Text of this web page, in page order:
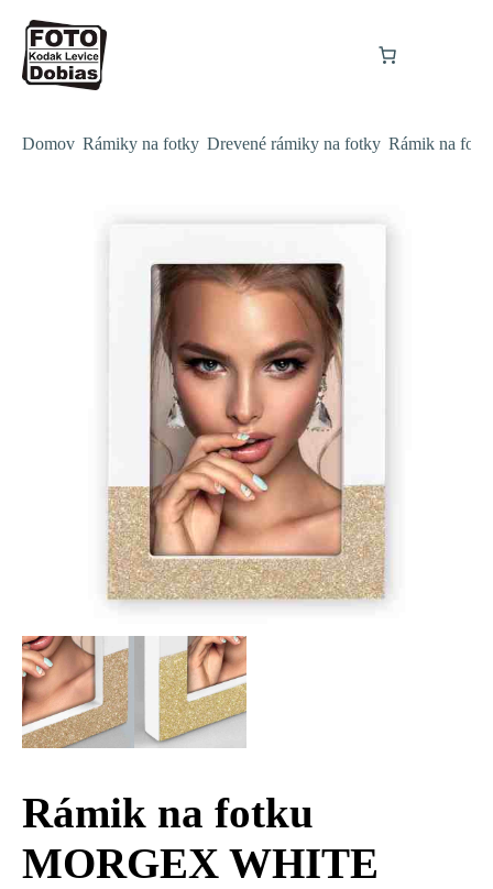
Domov Rámiky na fotky Drevené rámiky na fotky Rámik na
Rámik na fotku
MORGEX WHITE